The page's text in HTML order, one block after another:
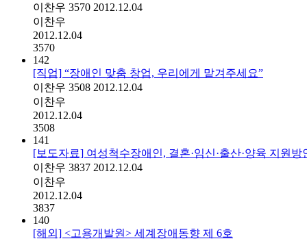
이찬우 3570 2012.12.04
이찬우
2012.12.04
3570
142
[직업] “장애인 맞춤 창업, 우리에게 맡겨주세요”
이찬우 3508 2012.12.04
이찬우
2012.12.04
3508
141
[보도자료] 여성척수장애인, 결혼·임신·출산·양육 지원방
이찬우 3837 2012.12.04
이찬우
2012.12.04
3837
140
[해외] <고용개발원> 세계장애동향 제 6호